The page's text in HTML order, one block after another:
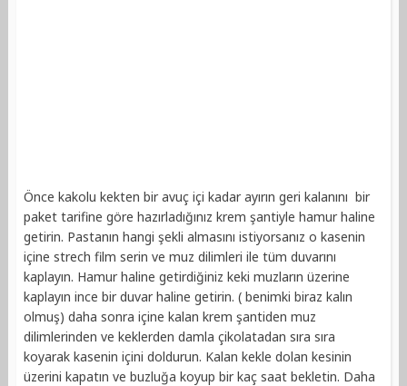
Önce kakolu kekten bir avuç içi kadar ayırın geri kalanını bir
paket tarifine göre hazırladığınız krem şantiyle hamur haline
getirin. Pastanın hangi şekli almasını istiyorsanız o kasenin
içine strech film serin ve muz dilimleri ile tüm duvarını
kaplayın. Hamur haline getirdiğiniz keki muzların üzerine
kaplayın ince bir duvar haline getirin. ( benimki biraz kalın
olmuş) daha sonra içine kalan krem şantiden muz
dilimlerinden ve keklerden damla çikolatadan sıra sıra
koyarak kasenin içini doldurun. Kalan kekle dolan kesinin
üzerini kapatın ve buzluğa koyup bir kaç saat bekletin. Daha